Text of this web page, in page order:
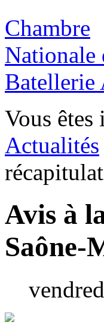
Chambre
Nationale
Batellerie
Vous êtes
Actualités
Avis à
Saône-